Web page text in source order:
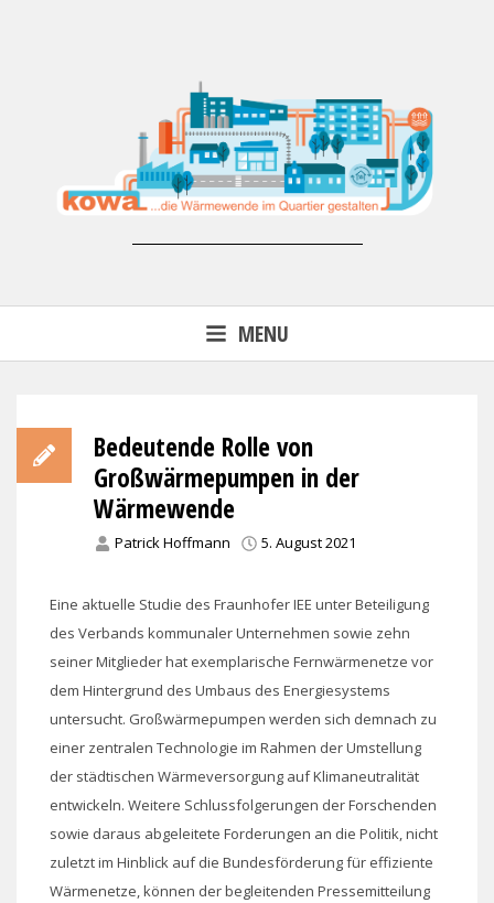
Wärmewende in der kommunalen
MENU
Bedeutende Rolle von
Großwärmepumpen in der
Wärmewende
Patrick Hoffmann 5. August 2021
Eine aktuelle Studie des Fraunhofer IEE unter Beteiligung
des Verbands kommunaler Unternehmen sowie zehn
seiner Mitglieder hat exemplarische Fernwärmenetze vor
dem Hintergrund des Umbaus des Energiesystems
untersucht. Großwärmepumpen werden sich demnach zu
einer zentralen Technologie im Rahmen der Umstellung
der städtischen Wärmeversorgung auf Klimaneutralität
entwickeln. Weitere Schlussfolgerungen der Forschenden
sowie daraus abgeleitete Forderungen an die Politik, nicht
zuletzt im Hinblick auf die Bundesförderung für effiziente
Wärmenetze, können der begleitenden Pressemitteilung